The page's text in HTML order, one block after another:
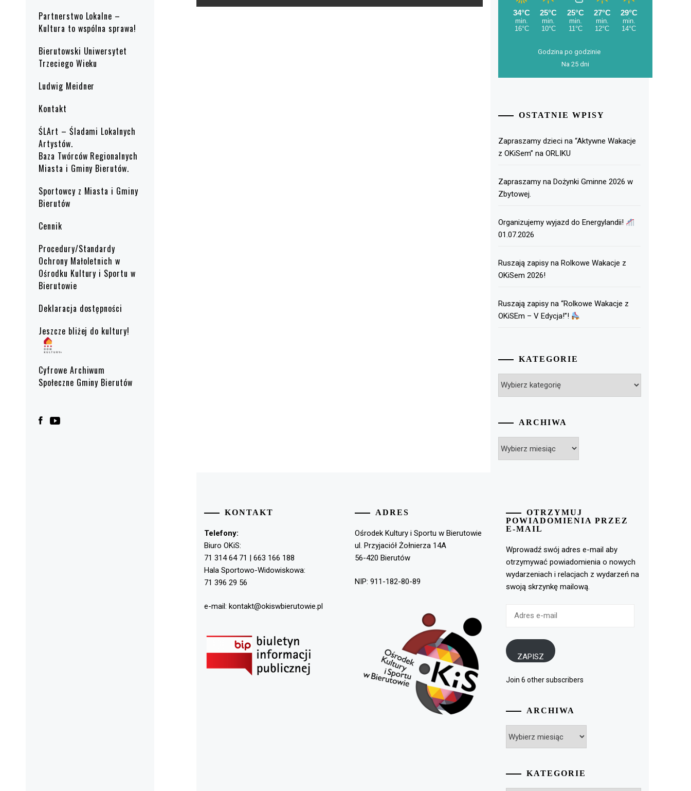
Partnerstwo Lokalne –
Kultura to wspólna sprawa!
Bierutowski Uniwersytet
Trzeciego Wieku
Ludwig Meidner
Kontakt
ŚLArt – Śladami Lokalnych
Artystów.
Baza Twórców Regionalnych
Miasta i Gminy Bierutów.
Sportowcy z Miasta i Gminy
Bierutów
Cennik
Procedury/Standardy
Ochrony Małoletnich w
Ośrodku Kultury i Sportu w
Bierutowie
Deklaracja dostępności
Jeszcze bliżej do kultury!
Cyfrowe Archiwum
Społeczne Gminy Bierutów
Godzina po godzinie
Na 25 dni
OSTATNIE WPISY
Zapraszamy dzieci na “Aktywne Wakacje
z OKiSem” na ORLIKU
Zapraszamy na Dożynki Gminne 2026 w
Zbytowej.
Organizujemy wyjazd do Energylandii!
01.07.2026
Ruszają zapisy na Rolkowe Wakacje z
OKiSem 2026!
Ruszają zapisy na “Rolkowe Wakacje z
OKiSEm – V Edycja!”!
KATEGORIE
ARCHIWA
KONTAKT
Telefony:
Biuro OKiS:
71 314 64 71 | 663 166 188
Hala Sportowo-Widowiskowa:
71 396 29 56
e-mail: kontakt@okiswbierutowie.pl
ADRES
Ośrodek Kultury i Sportu w Bierutowie
ul. Przyjaciół Żołnierza 14A
56-420 Bierutów
NIP: 911-182-80-89
OTRZYMUJ
POWIADOMIENIA PRZEZ
E-MAIL
Wprowadź swój adres e-mail aby
otrzymywać powiadomienia o nowych
wydarzeniach i relacjach z wydarzeń na
swoją skrzynkę mailową.
ZAPISZ
Join 6 other subscribers
ARCHIWA
KATEGORIE